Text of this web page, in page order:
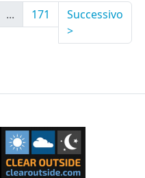
... 171
Successivo
>